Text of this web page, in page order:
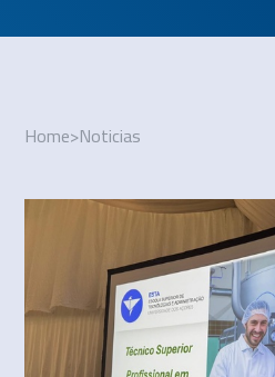
Home>Noticias